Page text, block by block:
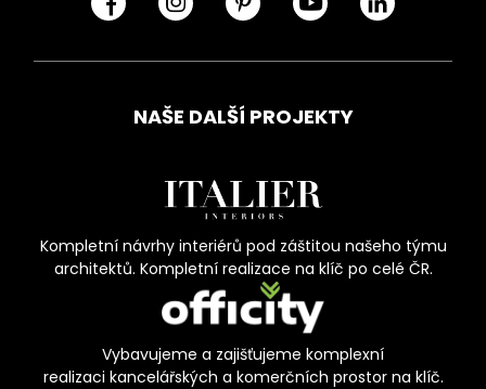
NAŠE DALŠÍ PROJEKTY
Kompletní návrhy interiérů pod záštitou našeho týmu
architektů. Kompletní realizace na klíč po celé ČR.
Vybavujeme a zajišťujeme komplexní
realizaci kancelářských a komerčních prostor na klíč.